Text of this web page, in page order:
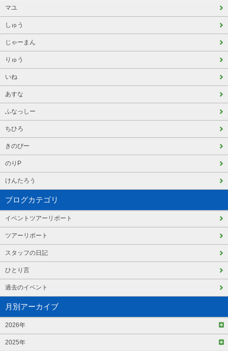
マユ
しゅう
じゃーまん
りゅう
いね
あすな
ふなっしー
ちひろ
きのぴー
のりP
けんたろう
ブログカテゴリ
イベントツアーリポート
ツアーリポート
スタッフの日記
ひとり言
過去のイベント
月別アーカイブ
2026年
2025年